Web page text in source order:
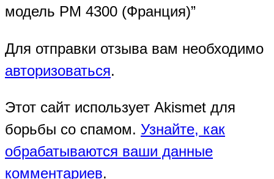
модель РМ 4300 (Франция)”
Для отправки отзыва вам необходимо
авторизоваться.
Этот сайт использует Akismet для
борьбы со спамом. Узнайте, как
обрабатываются ваши данные
комментариев.